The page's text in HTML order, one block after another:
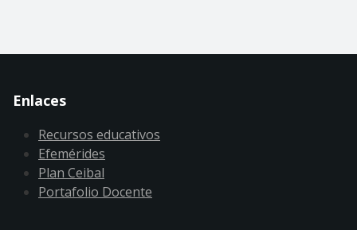
Enlaces
Recursos educativos
Efemérides
Plan Ceibal
Portafolio Docente